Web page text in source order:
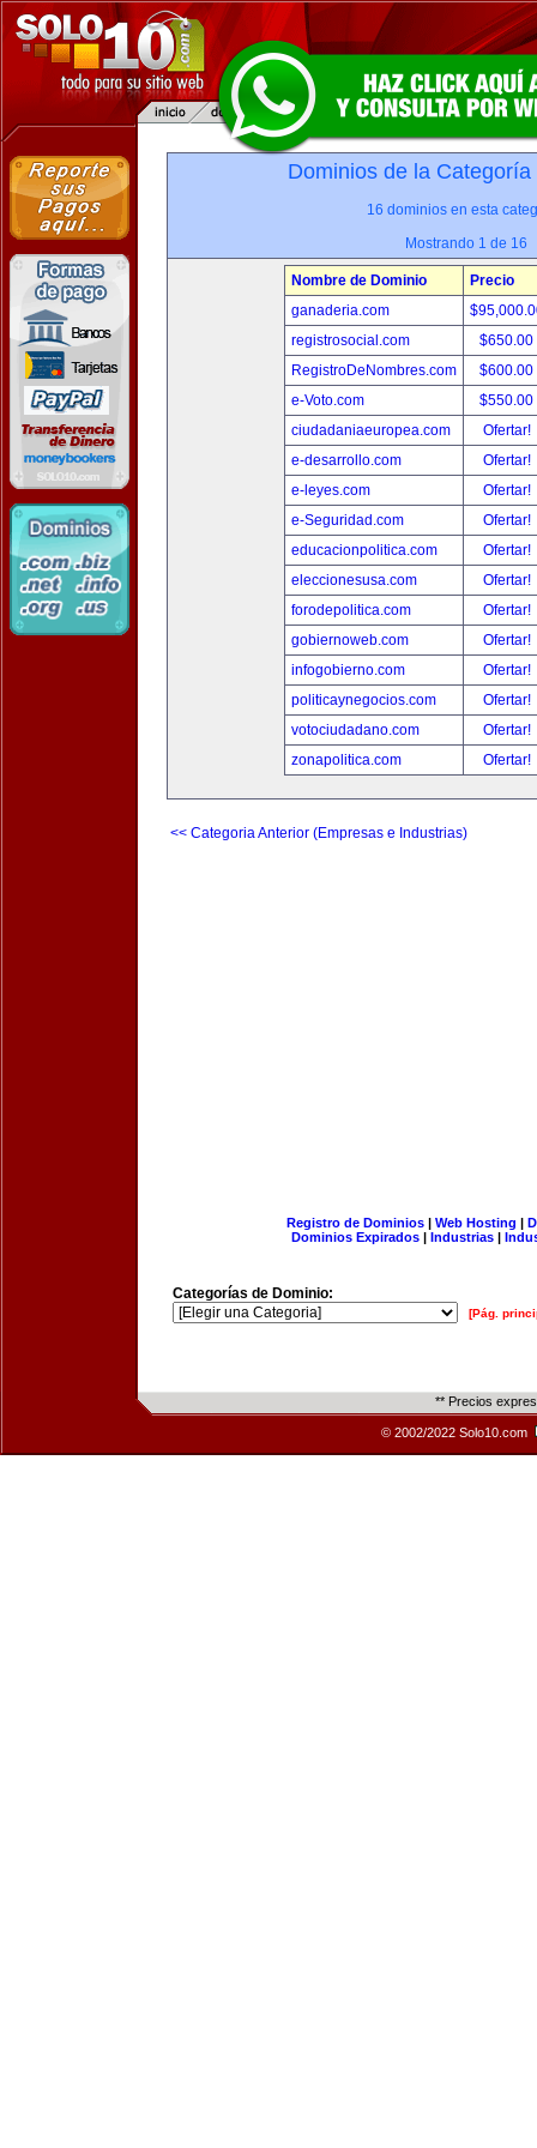
Dominios de la
16 dominios en esta
Mostrando 1 de 16
Nombre de Dominio
Precio
ganaderia.com
registrosocial.com
$650.00
RegistroDeNombres.com
$600.00
e-Voto.com
$550.00
ciudadaniaeuropea.com
Ofertar!
e-desarrollo.com
Ofertar!
e-leyes.com
Ofertar!
e-Seguridad.com
Ofertar!
educacionpolitica.com
Ofertar!
eleccionesusa.com
Ofertar!
forodepolitica.com
Ofertar!
gobiernoweb.com
Ofertar!
infogobierno.com
Ofertar!
politicaynegocios.com
Ofertar!
votociudadano.com
Ofertar!
zonapolitica.com
Ofertar!
<< Categoria Anterior (Empresas e Industrias)
Registro de Dominios| Web Hosting |
Dominios Expirados | Industrias |
Categorías de Dominio:
[Pág.
** Precios
© 2002/2022 Solo10.com